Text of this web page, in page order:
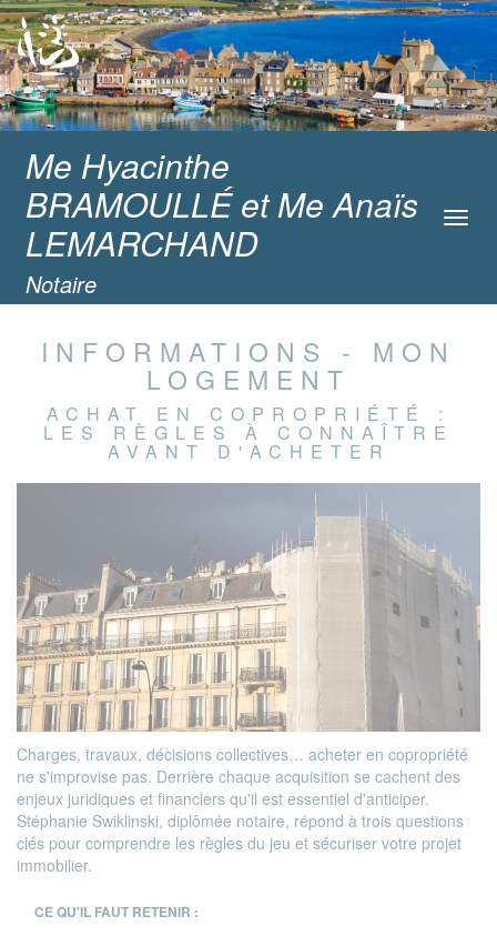
Me Hyacinthe
BRAMOULLÉ et Me Anaïs
LEMARCHAND
Notaire
INFORMATIONS - MON
LOGEMENT
ACHAT EN COPROPRIÉTÉ :
LES RÈGLES À CONNAÎTRE
AVANT D'ACHETER
Charges, travaux, décisions collectives… acheter en copropriété
ne s'improvise pas. Derrière chaque acquisition se cachent des
enjeux juridiques et financiers qu'il est essentiel d'anticiper.
Stéphanie Swiklinski, diplômée notaire, répond à trois questions
clés pour comprendre les règles du jeu et sécuriser votre projet
immobilier.
CE QU'IL FAUT RETENIR :